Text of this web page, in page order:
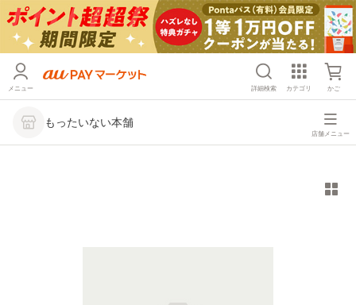
メニュー 詳細検索 カテゴリ かご
もったいない本舗
店舗メニュー